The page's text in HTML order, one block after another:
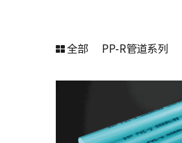
全部 PP-R管道系列